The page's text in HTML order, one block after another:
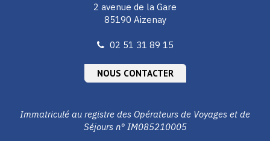
2 avenue de la Gare
85190 Aizenay
02 51 31 89 15
NOUS CONTACTER
Immatriculé au registre des Opérateurs de Voyages et de
Séjours n° IM085210005